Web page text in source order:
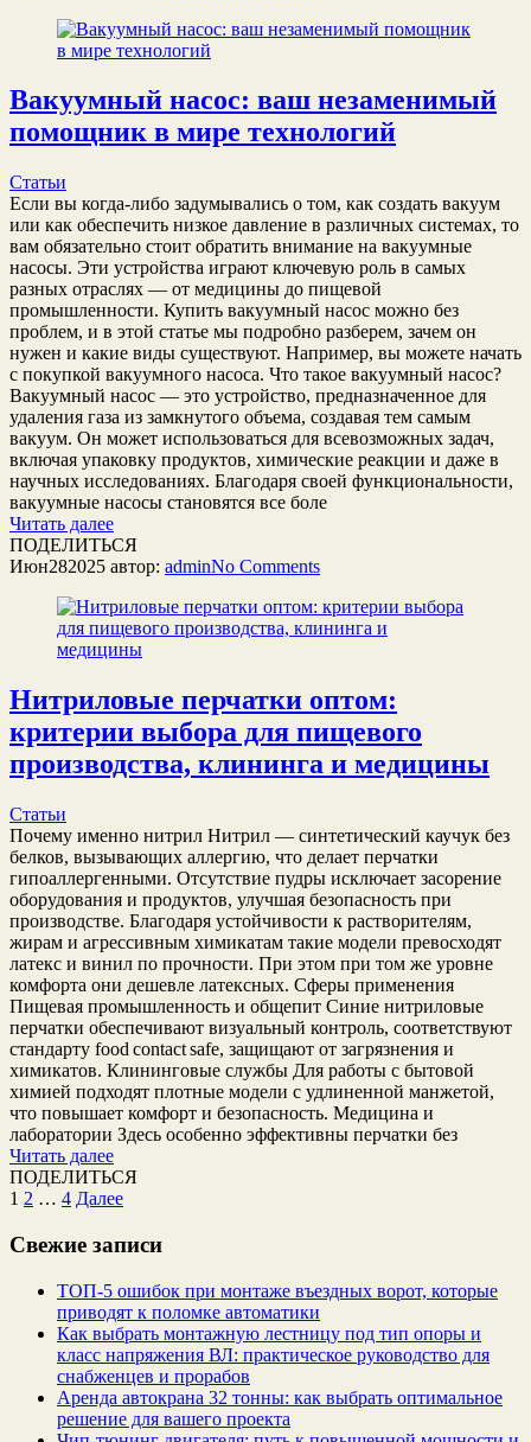
Вакуумный насос: ваш незаменимый
помощник в мире технологий
Статьи
Если вы когда-либо задумывались о том, как создать вакуум
или как обеспечить низкое давление в различных системах, то
вам обязательно стоит обратить внимание на вакуумные
насосы. Эти устройства играют ключевую роль в самых
разных отраслях — от медицины до пищевой
промышленности. Купить вакуумный насос можно без
проблем, и в этой статье мы подробно разберем, зачем он
нужен и какие виды существуют. Например, вы можете начать
с покупкой вакуумного насоса. Что такое вакуумный насос?
Вакуумный насос — это устройство, предназначенное для
удаления газа из замкнутого объема, создавая тем самым
вакуум. Он может использоваться для всевозможных задач,
включая упаковку продуктов, химические реакции и даже в
научных исследованиях. Благодаря своей функциональности,
вакуумные насосы становятся все боле
Читать далее
ПОДЕЛИТЬСЯ
Июн282025 автор: adminNo Comments
Нитриловые перчатки оптом:
критерии выбора для пищевого
производства, клининга и медицины
Статьи
Почему именно нитрил Нитрил — синтетический каучук без
белков, вызывающих аллергию, что делает перчатки
гипоаллергенными. Отсутствие пудры исключает засорение
оборудования и продуктов, улучшая безопасность при
производстве. Благодаря устойчивости к растворителям,
жирам и агрессивным химикатам такие модели превосходят
латекс и винил по прочности. При этом при том же уровне
комфорта они дешевле латексных. Сферы применения
Пищевая промышленность и общепит Синие нитриловые
перчатки обеспечивают визуальный контроль, соответствуют
стандарту food contact safe, защищают от загрязнения и
химикатов. Клининговые службы Для работы с бытовой
химией подходят плотные модели с удлиненной манжетой,
что повышает комфорт и безопасность. Медицина и
лаборатории Здесь особенно эффективны перчатки без
Читать далее
ПОДЕЛИТЬСЯ
Пагинация
записей
1 2 … 4 Далее
Свежие записи
ТОП-5 ошибок при монтаже въездных ворот, которые
приводят к поломке автоматики
Как выбрать монтажную лестницу под тип опоры и
класс напряжения ВЛ: практическое руководство для
снабженцев и прорабов
Аренда автокрана 32 тонны: как выбрать оптимальное
решение для вашего проекта